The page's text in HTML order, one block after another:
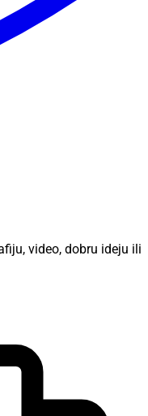
video, dobru ideju ili